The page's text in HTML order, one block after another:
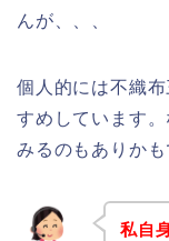
んが、、、
個人的には不織
すめしています
みるのもありか
私自